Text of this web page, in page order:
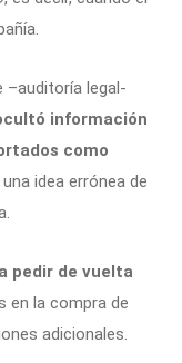
–auditoría legal-
información
como
idea errónea de
pedir de vuelta
en la compra de
adicionales.